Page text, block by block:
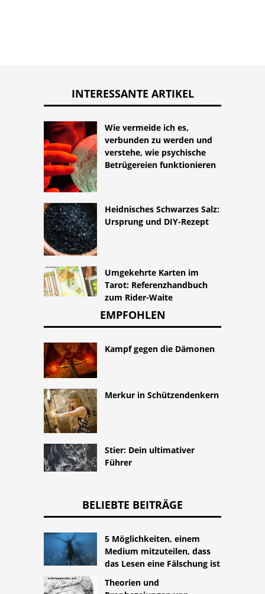
INTERESSANTE ARTIKEL
Wie vermeide ich es,
verbunden zu werden und
verstehe, wie psychische
Betrügereien funktionieren
Heidnisches Schwarzes Salz:
Ursprung und DIY-Rezept
Umgekehrte Karten im
Tarot: Referenzhandbuch
zum Rider-Waite
EMPFOHLEN
Kampf gegen die Dämonen
Merkur in Schützendenkern
Stier: Dein ultimativer
Führer
BELIEBTE BEITRÄGE
5 Möglichkeiten, einem
Medium mitzuteilen, dass
das Lesen eine Fälschung ist
Theorien und